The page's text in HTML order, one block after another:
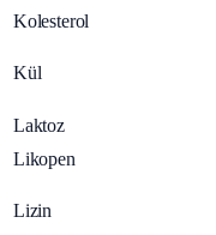
Kolesterol
Kül
Laktoz
Likopen
Lizin